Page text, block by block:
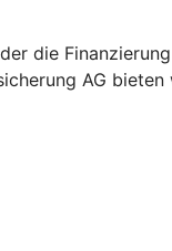
die
AG